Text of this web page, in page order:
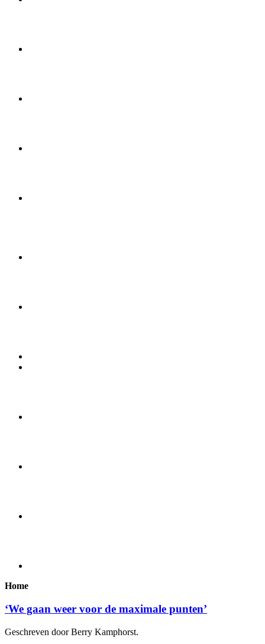
Home
‘We gaan weer voor de maximale punten’
Geschreven door Berry Kamphorst.